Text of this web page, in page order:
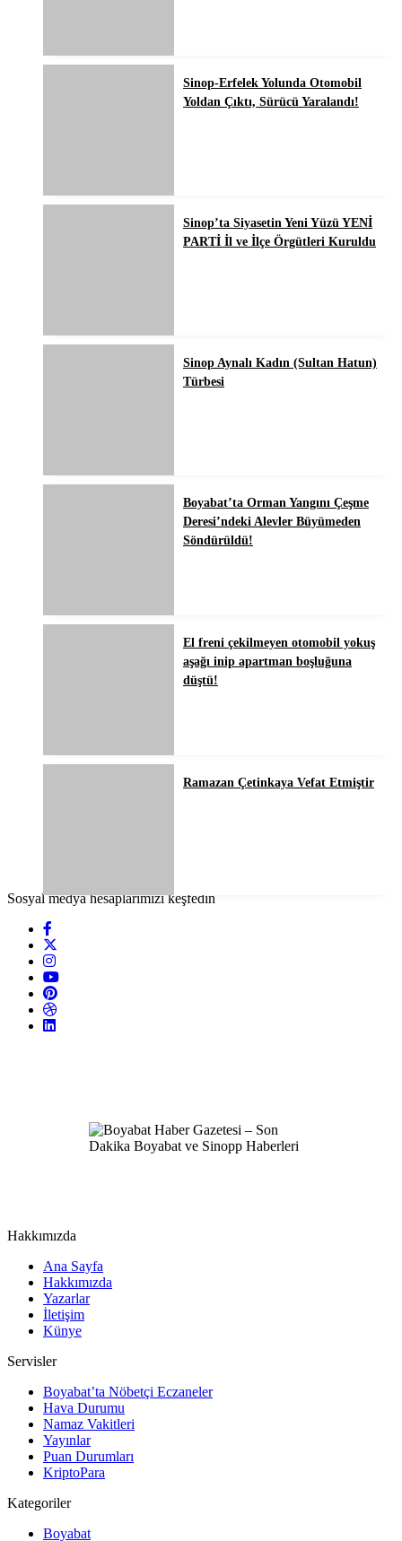
Sinop-Erfelek Yolunda Otomobil
Yoldan Çıktı, Sürücü Yaralandı!
Sinop’ta Siyasetin Yeni Yüzü YENİ
PARTİ İl ve İlçe Örgütleri Kuruldu
Sinop Aynalı Kadın (Sultan Hatun)
Türbesi
Boyabat’ta Orman Yangını Çeşme
Deresi’ndeki Alevler Büyümeden
Söndürüldü!
El freni çekilmeyen otomobil yokuş
aşağı inip apartman boşluğuna
düştü!
Ramazan Çetinkaya Vefat Etmiştir
Sosyal medya hesaplarımızı keşfedin
Hakkımızda
Ana Sayfa
Hakkımızda
Yazarlar
İletişim
Künye
Servisler
Boyabat’ta Nöbetçi Eczaneler
Hava Durumu
Namaz Vakitleri
Yayınlar
Puan Durumları
KriptoPara
Kategoriler
Boyabat